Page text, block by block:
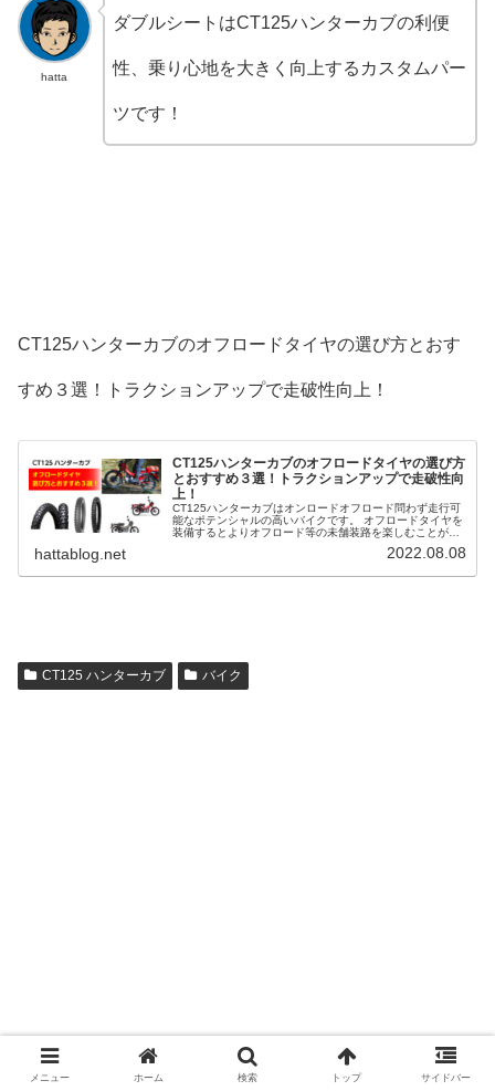
hatta
ダブルシートはCT125ハンターカブの利便
性、乗り心地を大きく向上するカスタムパー
ツです！
CT125ハンターカブのオフロードタイヤの選び方とおす
すめ３選！トラクションアップで走破性向上！
CT125ハンターカブのオフロードタイヤの選び方
とおすすめ３選！トラクションアップで走破性向
上！
CT125ハンターカブはオンロードオフロード問わず走行可
能なポテンシャルの高いバイクです。 オフロードタイヤを
装備するとよりオフロード等の未舗装路を楽しむことがで
楽になります。 そこで、CT125ハンターカブのオフロード
hattablog.net 2022.08.08
CT125 ハンターカブ バイク
メニュー ホーム 検索 トップ サイドバー